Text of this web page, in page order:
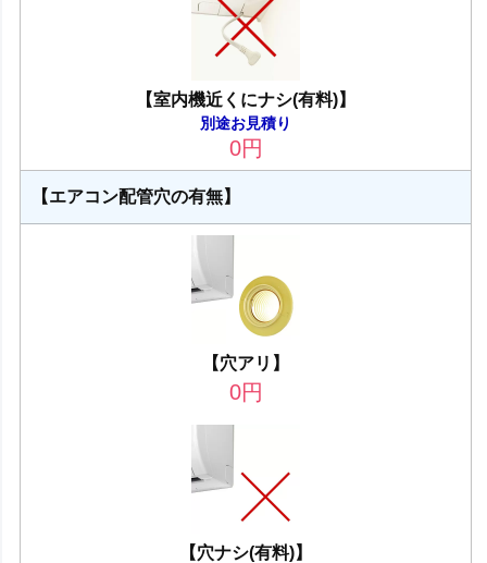
【室内機近くにナシ(有料)】
別途お見積り
0円
【エアコン配管穴の有無】
【穴アリ】
0円
【穴ナシ(有料)】